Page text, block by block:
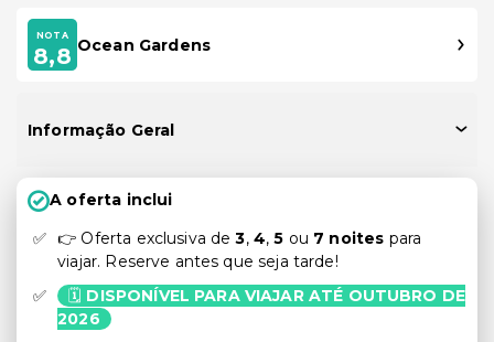
NOTA
8,8 Ocean Gardens
Informação Geral
A oferta inclui
👉 Oferta exclusiva de3, 4, 5 ou 7 noites para
viajar. Reserve antes que seja tarde!
🗓️ DISPONÍVEL PARA VIAJAR ATÉ OUTUBRO DE
2026